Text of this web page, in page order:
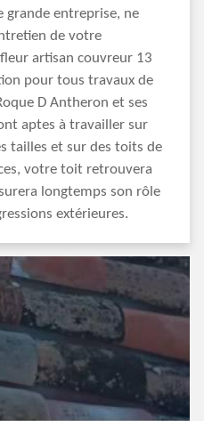
grande entreprise, ne
de votre
artisan couvreur 13
pour tous travaux de
D Antheron et ses
aptes à travailler sur
tailles et sur des toits de
votre toit retrouvera
longtemps son rôle
extérieures.